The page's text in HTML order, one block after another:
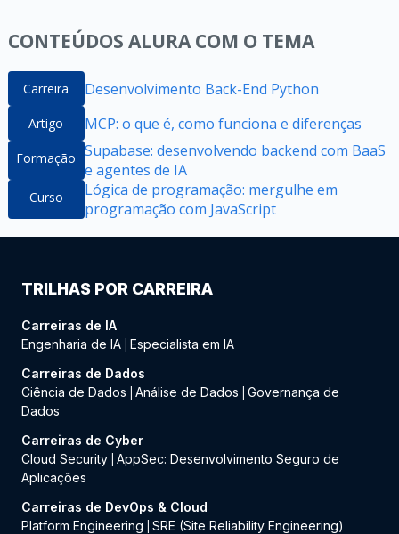
CONTEÚDOS ALURA COM O TEMA
Carreira Desenvolvimento Back-End Python
Artigo MCP: o que é, como funciona e diferenças
Formação Supabase: desenvolvendo backend com BaaS
e agentes de IA
Curso
Lógica de programação: mergulhe em
programação com JavaScript
TRILHAS POR CARREIRA
Carreiras de IA
Engenharia de IA Especialista em IA
Carreiras de Dados
Ciência de Dados
Análise de Dados
Governança de
Dados
Carreiras de Cyber
Cloud Security AppSec: Desenvolvimento Seguro de
Aplicações
Carreiras de DevOps & Cloud
Platform Engineering
SRE (Site Reliability Engineering)